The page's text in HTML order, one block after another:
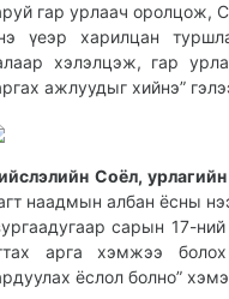
гар урлаач оролцож,
үеэр харилцан
хэлэлцэж, гар
ажлуудыг хийнэ”
Соёл,
наадмын албан ёсны
сарын 17-
арга хэмжээ
ёcлол болно”